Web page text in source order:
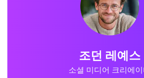
조던 레예스
소셜 미디어 크리에이